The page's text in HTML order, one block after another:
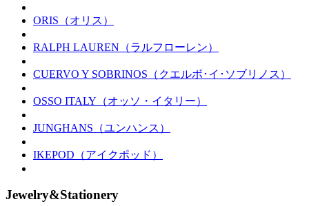
ORIS（オリス）
RALPH LAUREN（ラルフローレン）
CUERVO Y SOBRINOS（クエルボ･イ･ソブリノス）
OSSO ITALY（オッソ・イタリー）
JUNGHANS（ユンハンス）
IKEPOD（アイクポッド）
Jewelry&Stationery